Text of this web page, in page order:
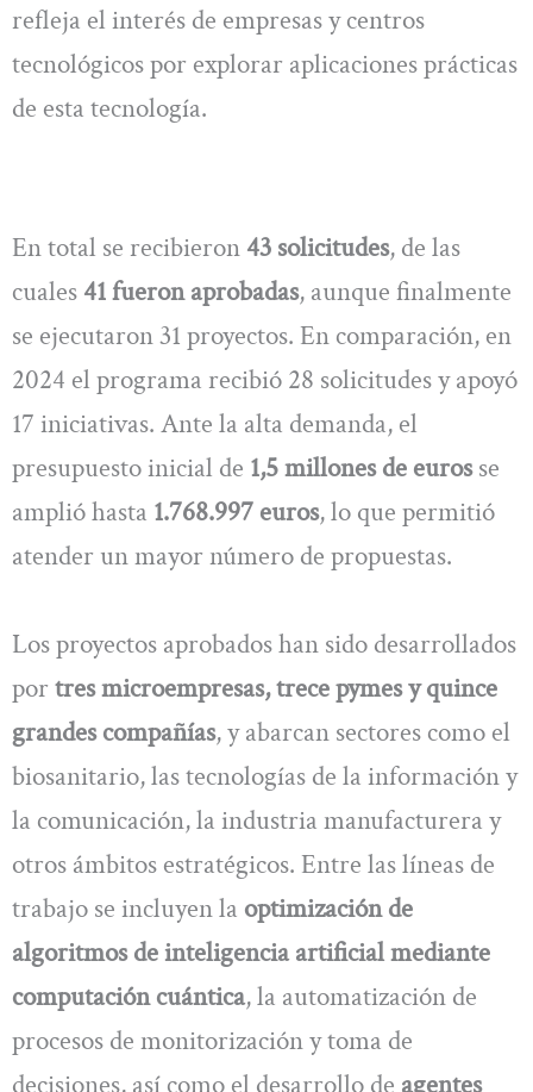
refleja el interés de empresas y centros
tecnológicos por explorar aplicaciones prácticas
de esta tecnología.
En total se recibieron 43 solicitudes, de las
cuales 41 fueron aprobadas, aunque finalmente
se ejecutaron 31 proyectos. En comparación, en
2024 el programa recibió 28 solicitudes y apoyó
17 iniciativas. Ante la alta demanda, el
presupuesto inicial de 1,5 millones de eurosse
amplió hasta 1.768.997 euros, lo que permitió
atender un mayor número de propuestas.
Los proyectos aprobados han sido desarrollados
portres microempresas, trece pymes y quince
grandes compañías, y abarcan sectores como el
biosanitario, las tecnologías de la información y
la comunicación, la industria manufacturera y
otros ámbitos estratégicos. Entre las líneas de
trabajo se incluyen la optimización de
algoritmos de inteligencia artificial mediante
computación cuántica, la automatización de
procesos de monitorización y toma de
decisiones, así como el desarrollo de agentes